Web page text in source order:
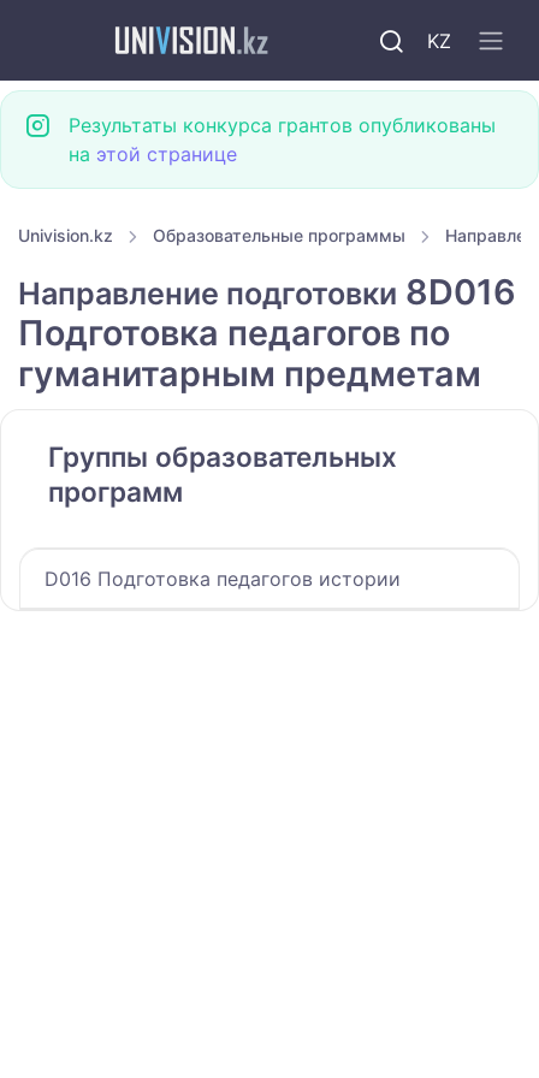
KZ
Результаты конкурса грантов опубликованы
на этой странице
Univision.kz Образовательные программы
Направление подготовки 8D016
Подготовка педагогов по
гуманитарным предметам
Группы образовательных
программ
D016 Подготовка педагогов истории